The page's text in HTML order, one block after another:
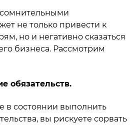
сомнительными
не только привести к
но и негативно сказаться
бизнеса. Рассмотрим
обязательств.
в состоянии выполнить
вы рискуете сорвать